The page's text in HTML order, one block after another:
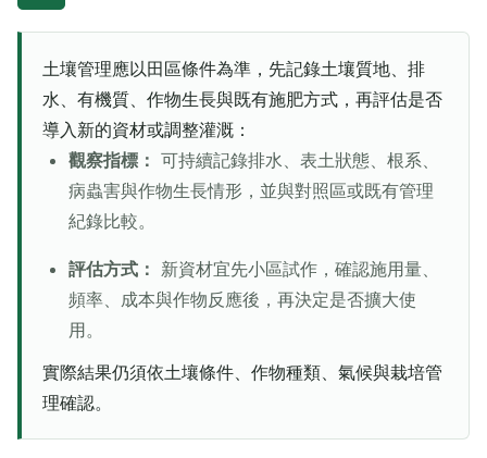
土壤管理應以田區條件為準，先記錄土壤質地、排
水、有機質、作物生長與既有施肥方式，再評估是否
導入新的資材或調整灌溉：
觀察指標： 可持續記錄排水、表土狀態、根系、
病蟲害與作物生長情形，並與對照區或既有管理
紀錄比較。
評估方式： 新資材宜先小區試作，確認施用量、
頻率、成本與作物反應後，再決定是否擴大使
用。
實際結果仍須依土壤條件、作物種類、氣候與栽培管
理確認。